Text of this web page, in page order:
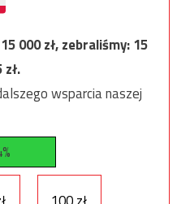
15 000zł, zebraliśmy:15
zł.
wsparcia naszej